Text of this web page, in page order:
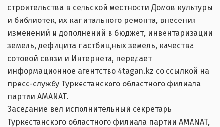
строительства в сельской местности Домов культуры
и библиотек, их капитального ремонта, внесения
изменений и дополнений в бюджет, инвентаризации
земель, дефицита пастбищных земель, качества
сотовой связи и Интернета, передает
информационное агентство 4tagan.kz со ссылкой на
пресс-службу Туркестанского областного филиала
партии AMANAT.
Заседание вел исполнительный секретарь
Туркестанского областного филиала партии AMANAT,